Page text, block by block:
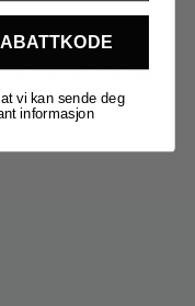
vi kan sende deg
informasjon